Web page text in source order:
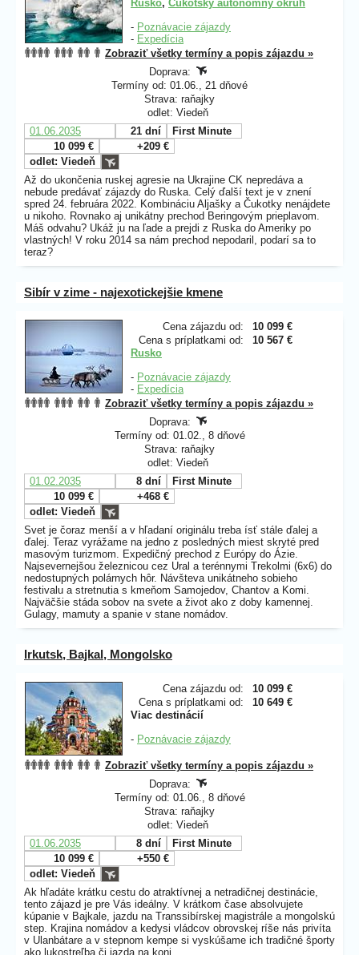
Rusko, Čukotský autonómny okruh
- Poznávacie zájazdy
- Expedícia
Zobraziť všetky termíny a popis zájazdu »
Doprava:
Termíny od: 01.06., 21 dňové
Strava: raňajky
odlet: Viedeň
01.06.2035
21 dní
First Minute
10 099 €
+209 €
odlet: Viedeň
Až do ukončenia ruskej agresie na Ukrajine CK nepredáva a
nebude predávať zájazdy do Ruska. Celý ďalší text je v znení
spred 24. februára 2022. Kombináciu Aljašky a Čukotky nenájdete
u nikoho. Rovnako aj unikátny prechod Beringovým prieplavom.
Máš odvahu? Ukáž ju na ľade a prejdi z Ruska do Ameriky po
vlastných! V roku 2014 sa nám prechod nepodaril, podarí sa to
teraz?
Sibír v zime - najexotickejšie kmene
Cena zájazdu od:
10 099 €
Cena s príplatkami od:
10 567 €
Rusko
- Poznávacie zájazdy
- Expedícia
Zobraziť všetky termíny a popis zájazdu »
Doprava:
Termíny od: 01.02., 8 dňové
Strava: raňajky
odlet: Viedeň
01.02.2035
8 dní
First Minute
10 099 €
+468 €
odlet: Viedeň
Svet je čoraz menší a v hľadaní originálu treba ísť stále ďalej a
ďalej. Teraz vyrážame na jedno z posledných miest skryté pred
masovým turizmom. Expedičný prechod z Európy do Ázie.
Najsevernejšou železnicou cez Ural a terénnymi Trekolmi (6x6) do
nedostupných polárnych hôr. Návšteva unikátneho sobieho
festivalu a stretnutia s kmeňom Samojedov, Chantov a Komi.
Najväčšie stáda sobov na svete a život ako z doby kamennej.
Gulagy, mamuty a spanie v stane nomádov.
Irkutsk, Bajkal, Mongolsko
Cena zájazdu od:
10 099 €
Cena s príplatkami od:
10 649 €
Viac destinácií
- Poznávacie zájazdy
Zobraziť všetky termíny a popis zájazdu »
Doprava:
Termíny od: 01.06., 8 dňové
Strava: raňajky
odlet: Viedeň
01.06.2035
8 dní
First Minute
10 099 €
+550 €
odlet: Viedeň
Ak hľadáte krátku cestu do atraktívnej a netradičnej destinácie,
tento zájazd je pre Vás ideálny. V krátkom čase absolvujete
kúpanie v Bajkale, jazdu na Transsibírskej magistrále a mongolskú
step. Krajina nomádov a kedysi vládcov obrovskej ríše nás privíta
v Ulanbátare a v stepnom kempe si vyskúšame ich tradičné športy
ako lukostreľba či jazda na koni.